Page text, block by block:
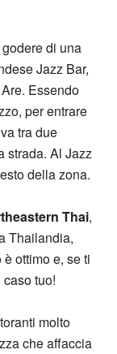
di una
Jazz Bar,
Essendo
per entrare
tra due
strada. Al Jazz
della zona.
Thai,
Thailandia,
ottimo e, se ti
tuo!
molto
che affaccia